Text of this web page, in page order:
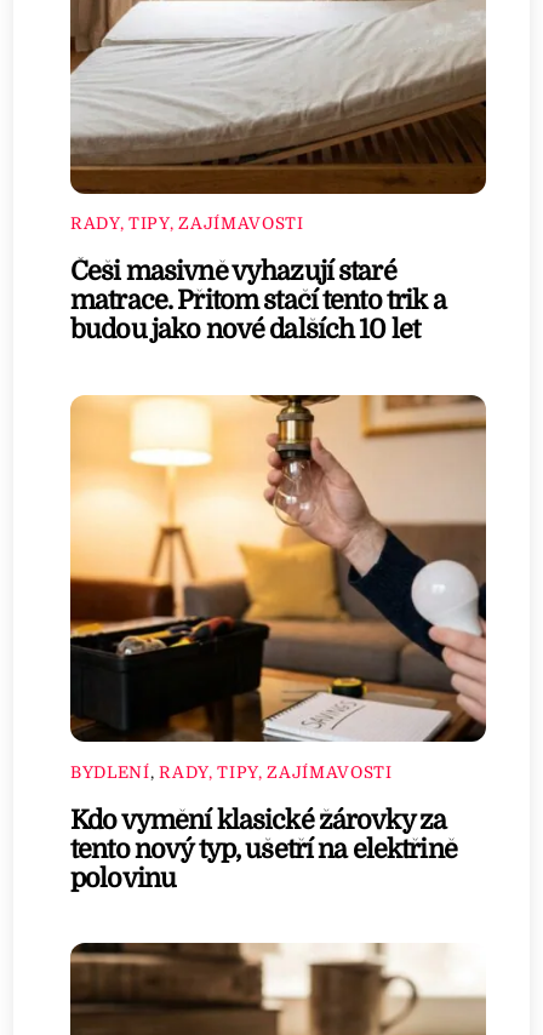
RADY, TIPY, ZAJÍMAVOSTI
Češi masivně vyhazují staré
matrace. Přitom stačí tento trik a
budou jako nové dalších 10 let
BYDLENÍ,RADY, TIPY, ZAJÍMAVOSTI
Kdo vymění klasické žárovky za
tento nový typ, ušetří na elektřině
polovinu